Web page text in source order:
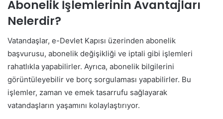
Abonelik İşlemlerinin Avantajları
Nelerdir?
Vatandaşlar, e-Devlet Kapısı üzerinden abonelik
başvurusu, abonelik değişikliği ve iptali gibi işlemleri
rahatlıkla yapabilirler. Ayrıca, abonelik bilgilerini
görüntüleyebilir ve borç sorgulaması yapabilirler. Bu
işlemler, zaman ve emek tasarrufu sağlayarak
vatandaşların yaşamını kolaylaştırıyor.